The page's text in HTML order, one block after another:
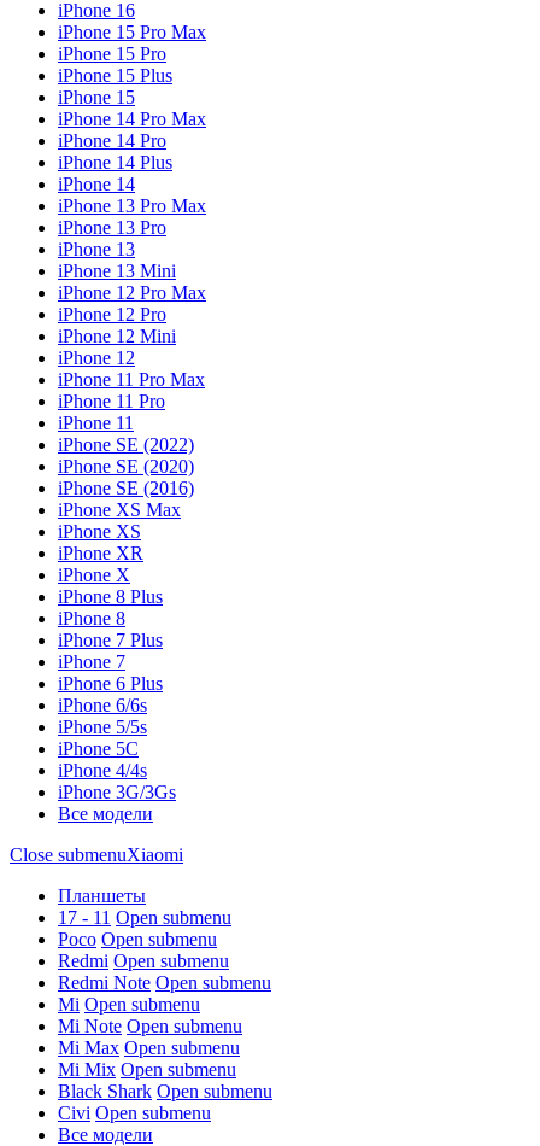
iPhone 16
iPhone 15 Pro Max
iPhone 15 Pro
iPhone 15 Plus
iPhone 15
iPhone 14 Pro Max
iPhone 14 Pro
iPhone 14 Plus
iPhone 14
iPhone 13 Pro Max
iPhone 13 Pro
iPhone 13
iPhone 13 Mini
iPhone 12 Pro Max
iPhone 12 Pro
iPhone 12 Mini
iPhone 12
iPhone 11 Pro Max
iPhone 11 Pro
iPhone 11
iPhone SE (2022)
iPhone SE (2020)
iPhone SE (2016)
iPhone XS Max
iPhone XS
iPhone XR
iPhone X
iPhone 8 Plus
iPhone 8
iPhone 7 Plus
iPhone 7
iPhone 6 Plus
iPhone 6/6s
iPhone 5/5s
iPhone 5C
iPhone 4/4s
iPhone 3G/3Gs
Все модели
Close submenuXiaomi
Планшеты
17 - 11 Open submenu
Poco Open submenu
Redmi Open submenu
Redmi Note Open submenu
Mi Open submenu
Mi Note Open submenu
Mi Max Open submenu
Mi Mix Open submenu
Black Shark Open submenu
Civi Open submenu
Все модели